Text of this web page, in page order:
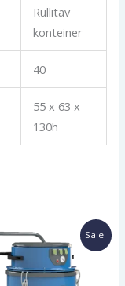
Rullitav
konteiner
40
55 x 63 x
130h
Sale!
Algne
hind
oli:
2,317.20€.
Current
price
is:
1,931.00€.